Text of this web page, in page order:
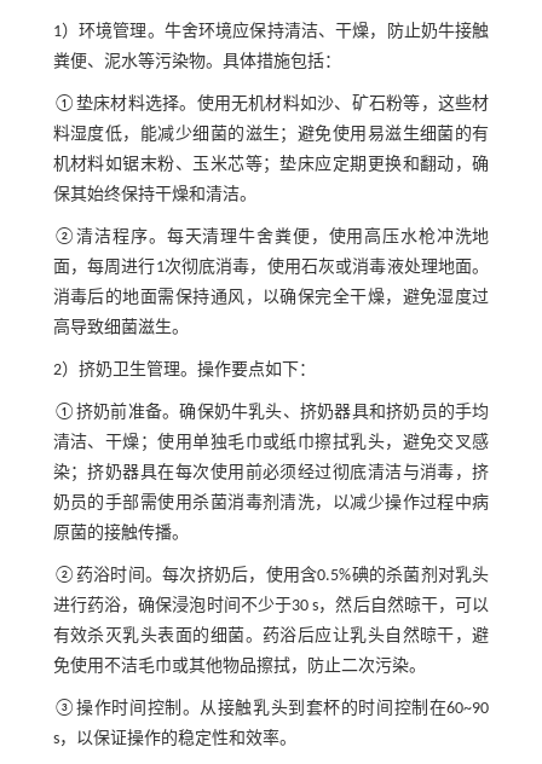
1）环境管理。牛舍环境应保持清洁、干燥，防止奶牛接触
粪便、泥水等污染物。具体措施包括：
①垫床材料选择。使用无机材料如沙、矿石粉等，这些材
料湿度低，能减少细菌的滋生；避免使用易滋生细菌的有
机材料如锯末粉、玉米芯等；垫床应定期更换和翻动，确
保其始终保持干燥和清洁。
②清洁程序。每天清理牛舍粪便，使用高压水枪冲洗地
面，每周进行1次彻底消毒，使用石灰或消毒液处理地面。
消毒后的地面需保持通风，以确保完全干燥，避免湿度过
高导致细菌滋生。
2）挤奶卫生管理。操作要点如下：
①挤奶前准备。确保奶牛乳头、挤奶器具和挤奶员的手均
清洁、干燥；使用单独毛巾或纸巾擦拭乳头，避免交叉感
染；挤奶器具在每次使用前必须经过彻底清洁与消毒，挤
奶员的手部需使用杀菌消毒剂清洗，以减少操作过程中病
原菌的接触传播。
②药浴时间。每次挤奶后，使用含0.5%碘的杀菌剂对乳头
进行药浴，确保浸泡时间不少于30 s，然后自然晾干，可以
有效杀灭乳头表面的细菌。药浴后应让乳头自然晾干，避
免使用不洁毛巾或其他物品擦拭，防止二次污染。
③操作时间控制。从接触乳头到套杯的时间控制在60~90
s，以保证操作的稳定性和效率。